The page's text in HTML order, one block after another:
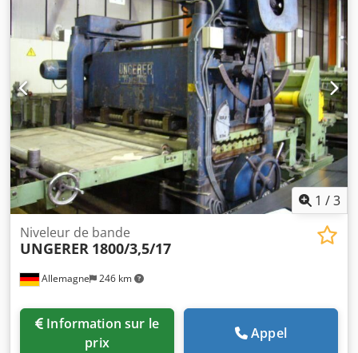
1 /3
Allemagne 246 km
Niveleur de bande
UNGERER 1800/3,5/17
prix
Appel